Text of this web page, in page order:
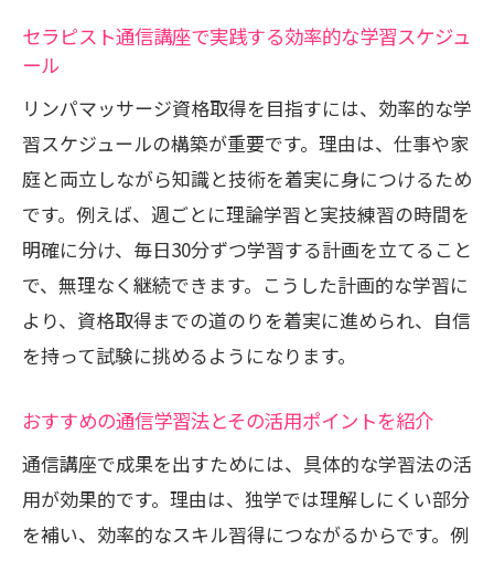
セラピスト通信講座で実践する効率的な学習スケジュ
ール
リンパマッサージ資格取得を目指すには、効率的な学
習スケジュールの構築が重要です。理由は、仕事や家
庭と両立しながら知識と技術を着実に身につけるため
です。例えば、週ごとに理論学習と実技練習の時間を
明確に分け、毎日30分ずつ学習する計画を立てること
で、無理なく継続できます。こうした計画的な学習に
より、資格取得までの道のりを着実に進められ、自信
を持って試験に挑めるようになります。
おすすめの通信学習法とその活用ポイントを紹介
通信講座で成果を出すためには、具体的な学習法の活
用が効果的です。理由は、独学では理解しにくい部分
を補い、効率的なスキル習得につながるからです。例